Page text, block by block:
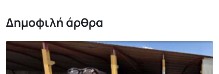
Δημοφιλή άρθρα